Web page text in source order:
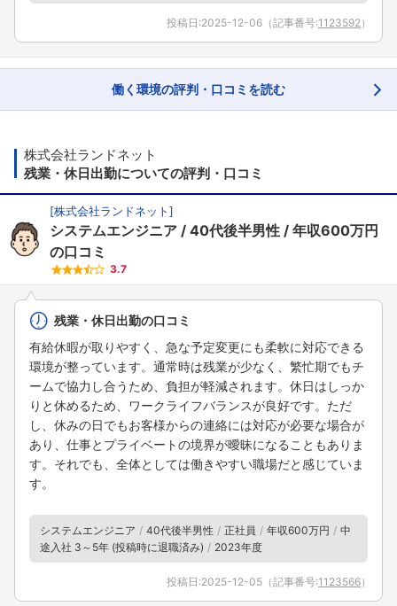
こちらの企業もフォローしませんか？
投稿日:2025-12-06 （記事番号:1123592 ）
働く環境の評判・口コミを読む
株式会社ランドネット
残業・休日出勤についての評判・口コミ
[株式会社ランドネット]
システムエンジニア 40代後半男性
年収600万円
の口コミ
3.7
残業・休日出勤の口コミ
有給休暇が取りやすく、急な予定変更にも柔軟に対応できる
環境が整っています。通常時は残業が少なく、繁忙期でもチ
ームで協力し合うため、負担が軽減されます。休日はしっか
りと休めるため、ワークライフバランスが良好です。ただ
し、休みの日でもお客様からの連絡には対応が必要な場合が
あり、仕事とプライベートの境界が曖昧になることもありま
す。それでも、全体としては働きやすい職場だと感じていま
す。
システムエンジニア 40代後半男性 正社員 年収600万円
中
途入社 3～5年 (投稿時に退職済み)
2023年度
投稿日:2025-12-05 （記事番号:1123566）